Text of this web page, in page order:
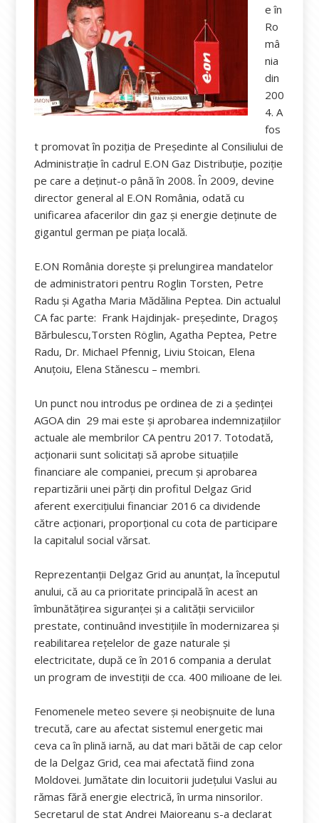
e în
Ro
mâ
nia
din
200
4. A
fos
t promovat în poziția de Președinte al Consiliului de
Administrație în cadrul E.ON Gaz Distribuție, poziție
pe care a deținut-o până în 2008. În 2009, devine
director general al E.ON România, odată cu
unificarea afacerilor din gaz și energie deținute de
gigantul german pe piața locală.
E.ON România dorește și prelungirea mandatelor
de administratori pentru Roglin Torsten, Petre
Radu și Agatha Maria Mădălina Peptea. Din actualul
CA fac parte: Frank Hajdinjak- președinte, Dragoş
Bărbulescu,Torsten Röglin, Agatha Peptea, Petre
Radu, Dr. Michael Pfennig, Liviu Stoican, Elena
Anuțoiu, Elena Stănescu – membri.
Un punct nou introdus pe ordinea de zi a ședinței
AGOA din 29 mai este și aprobarea indemnizațiilor
actuale ale membrilor CA pentru 2017. Totodată,
acționarii sunt solicitați să aprobe situațiile
financiare ale companiei, precum și aprobarea
repartizării unei părți din profitul Delgaz Grid
aferent exercițiului financiar 2016 ca dividende
către acționari, proporțional cu cota de participare
la capitalul social vărsat.
Reprezentanții Delgaz Grid au anunțat, la începutul
anului, că au ca prioritate principală în acest an
îmbunătăţirea siguranţei şi a calităţii serviciilor
prestate, continuând investiţiile în modernizarea şi
reabilitarea reţelelor de gaze naturale şi
electricitate, după ce în 2016 compania a derulat
un program de investiţii de cca. 400 milioane de lei.
Fenomenele meteo severe şi neobişnuite de luna
trecută, care au afectat sistemul energetic mai
ceva ca în plină iarnă, au dat mari bătăi de cap celor
de la Delgaz Grid, cea mai afectată fiind zona
Moldovei. Jumătate din locuitorii județului Vaslui au
rămas fără energie electrică, în urma ninsorilor.
Secretarul de stat Andrei Maioreanu s-a declarat